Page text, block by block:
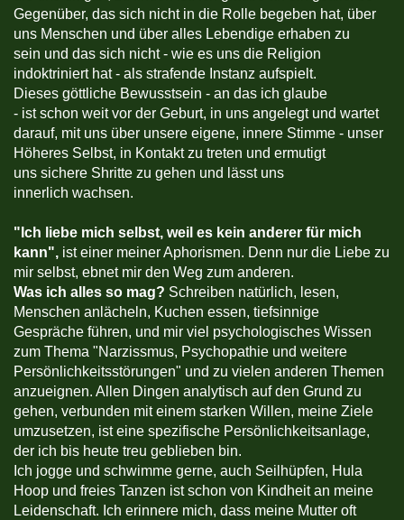
Gegenüber, das sich nicht in die Rolle begeben hat, über
uns Menschen und über alles Lebendige erhaben zu
sein und das sich nicht - wie es uns die Religion
indoktriniert hat - als strafende Instanz aufspielt.
Dieses göttliche Bewusstsein - an das ich glaube
- ist schon weit vor der Geburt, in uns angelegt und wartet
darauf, mit uns über unsere eigene, innere Stimme - unser
Höheres Selbst, in Kontakt zu treten und ermutigt
uns sichere Shritte zu gehen und lässt uns
innerlich wachsen.
" Ich liebe mich selbst, weil es kein anderer für mich
kann", ist einer meiner Aphorismen. Denn nur die Liebe zu
mir selbst, ebnet mir den Weg zum anderen.
Was ich alles so mag? Schreiben natürlich, lesen,
Menschen anlächeln, Kuchen essen, tiefsinnige
Gespräche führen, und mir viel psychologisches Wissen
zum Thema "Narzissmus, Psychopathie und weitere
Persönlichkeitsstörungen" und zu vielen anderen Themen
anzueignen. Allen Dingen analytisch auf den Grund zu
gehen, verbunden mit einem starken Willen, meine Ziele
umzusetzen, ist eine spezifische Persönlichkeitsanlage,
der ich bis heute treu geblieben bin.
Ich jogge und schwimme gerne, auch Seilhüpfen, Hula
Hoop und freies Tanzen ist schon von Kindheit an meine
Leidenschaft. Ich erinnere mich, dass meine Mutter oft